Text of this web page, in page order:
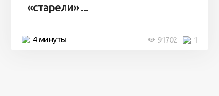
«старели» ...
4 минуты 1
91702